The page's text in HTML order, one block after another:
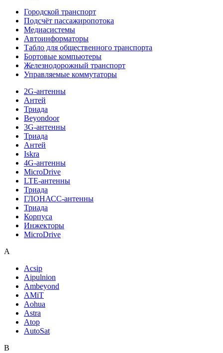
Городской транспорт
Подсчёт пассажиропотока
Медиасистемы
Автоинформаторы
Табло для общественного транспорта
Бортовые компьютеры
Железнодорожный транспорт
Управляемые коммутаторы
2G-антенны
Антей
Триада
Beyondoor
3G-антенны
Триада
Антей
Iskra
4G-антенны
MicroDrive
LTE-антенны
Триада
ГЛОНАСС-антенны
Триада
Корпуса
Инжекторы
MicroDrive
A
Acsip
Aipulnion
Ambeyond
AMiT
Aohua
Astra
Atop
AutoSat
B